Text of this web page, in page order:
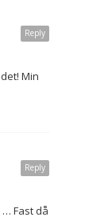
Reply
Min
Reply
… Fast då